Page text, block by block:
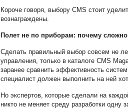
Короче говоря, выбору CMS стоит
вознаграждены.
Полет не по приборам: почему
Сделать правильный выбор совсем не
управления, только в каталоге CMS
заранее сравнить эффективность
специалист должен выполнить на ней
Но экспертов, которые сделали на
никто не меняет среду разработки